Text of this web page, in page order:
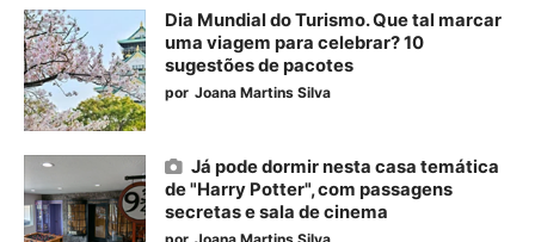
Dia Mundial do Turismo. Que tal marcar
uma viagem para celebrar? 10
sugestões de pacotes
por Joana Martins Silva
Já pode dormir nesta casa temática
de "Harry Potter", com passagens
secretas e sala de cinema